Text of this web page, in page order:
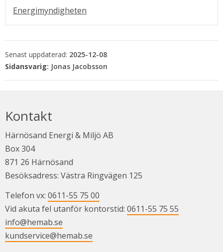
Energimyndigheten
Senast uppdaterad: 2025-12-08
Jonas Jacobsson
Kontakt
Härnösand Energi & Miljö AB
Box 304
871 26 Härnösand
Besöksadress: Västra Ringvägen 125
Telefon vx: 0611-55 75 00
Vid akuta fel utanför kontorstid: 0611-55 75 55
info@hemab.se
kundservice@hemab.se